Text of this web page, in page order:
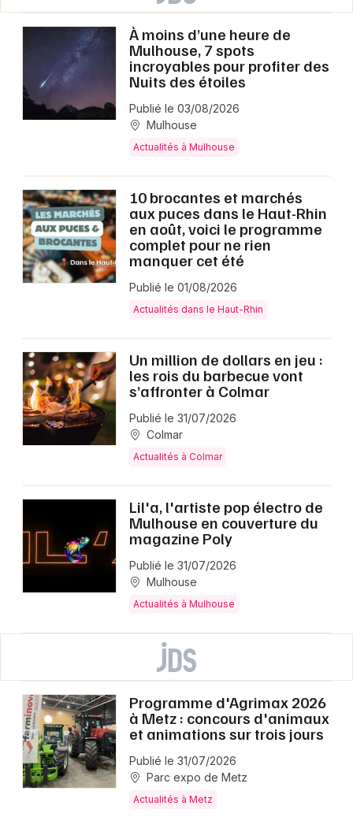
À moins d’une heure de
Mulhouse, 7 spots
incroyables pour profiter des
Nuits des étoiles
Publié le 03/08/2026
Mulhouse
Actualités à Mulhouse
10 brocantes et marchés
aux puces dans le Haut-Rhin
en août, voici le programme
complet pour ne rien
manquer cet été
Publié le 01/08/2026
Actualités dans le Haut-Rhin
Un million de dollars en jeu :
les rois du barbecue vont
s’affronter à Colmar
Publié le 31/07/2026
Colmar
Actualités à Colmar
Lil'a, l'artiste pop électro de
Mulhouse en couverture du
magazine Poly
Publié le 31/07/2026
Mulhouse
Actualités à Mulhouse
Programme d'Agrimax 2026
à Metz : concours d'animaux
et animations sur trois jours
Publié le 31/07/2026
Parc expo de Metz
Actualités à Metz